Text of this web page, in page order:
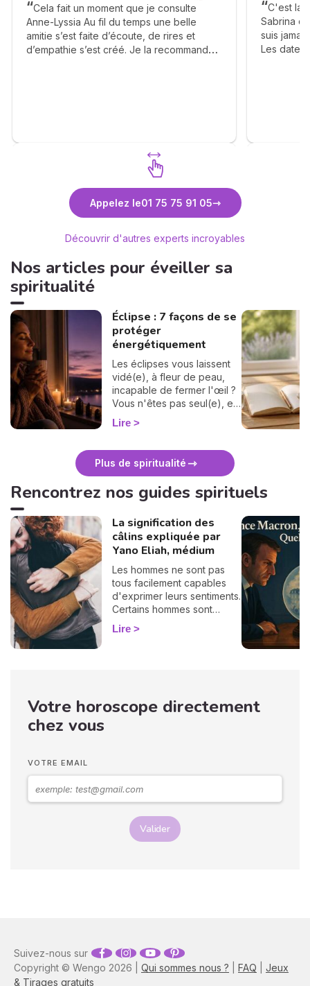
Cela fait un moment que je consulte
Anne-Lyssia Au fil du temps une belle
amitie s’est faite d’écoute, de rires et
d’empathie s’est créé. Je la recommande
Découvrez Anne-Lyssia Coupart
C'est la
Sabrina
suis
Les
Appelez le01 75 75 91 05
Découvrir d'autres experts incroyables
Nos articles pour éveiller sa
spiritualité
Éclipse : 7 façons de se
protéger
énergétiquement
Les éclipses vous laissent
vidé(e), à fleur de peau,
incapable de fermer l'œil ?
Vous n'êtes pas seul(e), et
surtout : ça se traverse en
douceur. Voici 7 gestes
vous protéger
énergétiquement et
intérieur. 🛡️🌒
Lire
Plus de spiritualité
Rencontrez nos guides spirituels
La signification des
câlins expliquée par
Yano Eliah, médium
Les hommes ne sont pas
tous facilement capables
d'exprimer leurs sentiments.
Certains hommes sont
habitués à contrôler leurs
sentiments, par conséquent
langage corporel, vous
pouvez déchiffrer ses
Lire
Votre horoscope directement
chez vous
VOTRE EMAIL
Valider
Copyright © Wengo 2026 | Qui sommes nous ? FAQ
Jeux
& Tirages gratuits
Suivez-nous sur